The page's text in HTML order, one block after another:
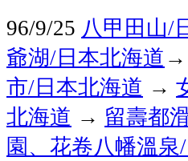
96/9/25 八甲田山/
爺湖/日本北海道→
市/日本北海道 →
北海道 → 留壽都
園、花卷八幡溫泉/